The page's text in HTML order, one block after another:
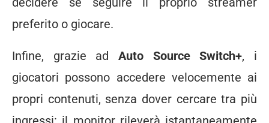
preferito o giocare.
Infine, grazie ad Auto Source Switch+, i
giocatori possono accedere velocemente ai
propri contenuti, senza dover cercare tra più